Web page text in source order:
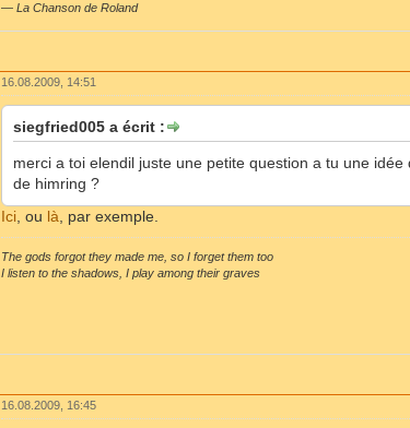
—La Chanson de Roland
16.08.2009, 14:51
siegfried005 a écrit :
merci a toi elendil juste une petite question a tu une
de himring ?
Ici , ou là , par exemple.
The gods forgot they made me, so I forget them too
I listen to the shadows, I play among their graves
16.08.2009, 16:45